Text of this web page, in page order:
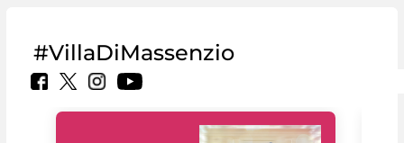
#VillaDiMassenzio